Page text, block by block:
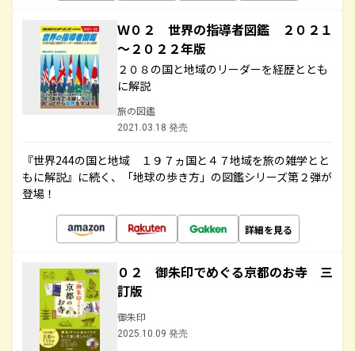
Ｗ０２ 世界の指導者図鑑 ２０２１
～２０２２年版
２０８の国と地域のリーダーを経歴ととも
に解説
旅の図鑑
2021.03.18 発売
『世界244の国と地域 １９７ヵ国と４７地域を旅の雑学とと
もに解説』に続く、「地球の歩き方」の図鑑シリーズ第２弾が
登場！
詳細を見る
０２ 御朱印でめぐる京都のお寺 三
訂版
御朱印
2025.10.09 発売